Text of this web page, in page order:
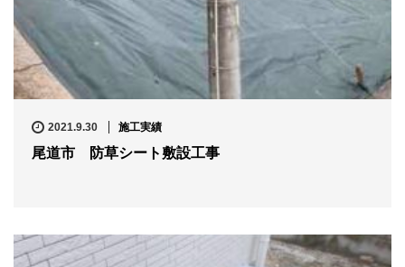
2021.9.30 施工実績
尾道市 防草シート敷設工事